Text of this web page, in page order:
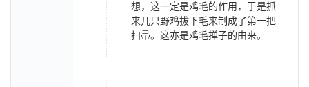
想，这一定是鸡毛的作用，于是抓
来几只野鸡拔下毛来制成了第一把
扫帚。这亦是鸡毛掸子的由来。